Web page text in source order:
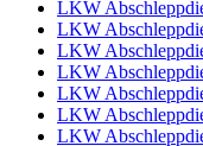
LKW
LKW
LKW
LKW
LKW
LKW
LKW